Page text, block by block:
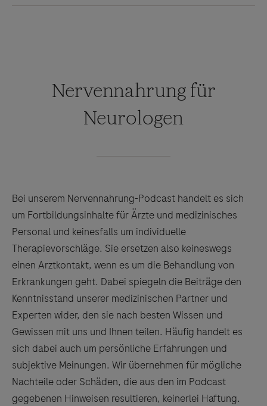
Nervennahrung für
Neurologen
Bei unserem Nervennahrung-Podcast handelt es sich
um Fortbildungsinhalte für Ärzte und medizinisches
Personal und keinesfalls um individuelle
Therapievorschläge. Sie ersetzen also keineswegs
einen Arztkontakt, wenn es um die Behandlung von
Erkrankungen geht. Dabei spiegeln die Beiträge den
Kenntnisstand unserer medizinischen Partner und
Experten wider, den sie nach besten Wissen und
Gewissen mit uns und Ihnen teilen. Häufig handelt es
sich dabei auch um persönliche Erfahrungen und
subjektive Meinungen. Wir übernehmen für mögliche
Nachteile oder Schäden, die aus den im Podcast
gegebenen Hinweisen resultieren, keinerlei Haftung.